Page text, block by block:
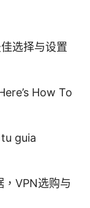
选择与设置
How To
guia
VPN选购与